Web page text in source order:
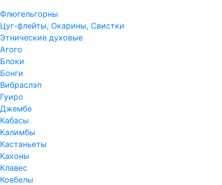
Флюгельгорны
Цуг-флейты, Окарины, Свистки
Этнические духовые
Агого
Блоки
Бонги
Вибраслэп
Гуиро
Джембе
Кабасы
Калимбы
Кастаньеты
Кахоны
Клавес
Ковбелы